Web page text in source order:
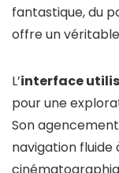
fantastique, du
offre un
L’interface
pour une
Son
navigation fluide